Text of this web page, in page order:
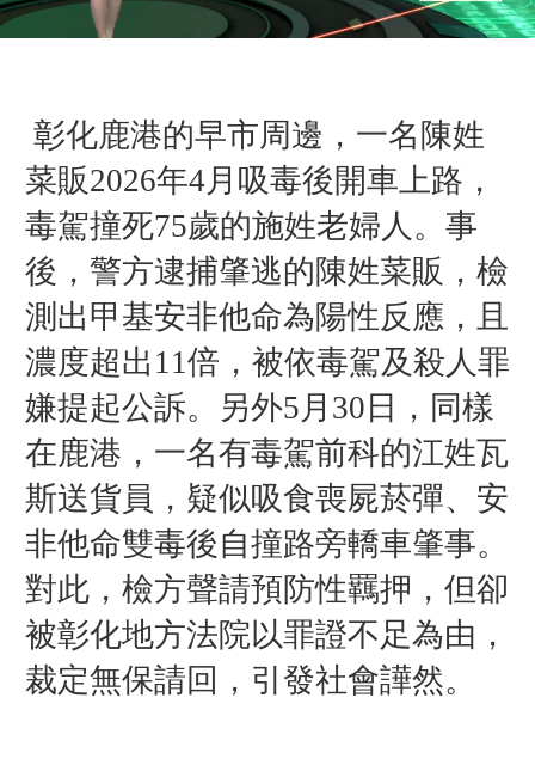
彰化鹿港的早市周邊， 一名 陳姓
菜販2026年4月 吸毒後開車上路 ，
毒駕撞死75歲的施姓老婦人 。事
後， 警方逮捕肇逃的陳姓菜販， 檢
測出甲基安非他命為陽性反應，且
濃度超出11倍， 被依毒駕及殺人罪
嫌提起公訴。另外5月30日，同樣
在鹿港， 一名有毒駕前科的江姓瓦
斯送貨員，疑似吸食喪屍菸彈、安
非他命雙毒後自撞路旁轎車肇事。
對此，檢方聲請預防性羈押，但卻
被彰化地方法院以罪證不足為由，
裁定無保請回， 引發社會譁然。